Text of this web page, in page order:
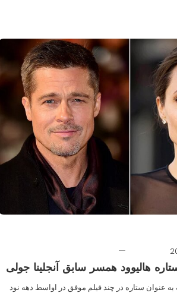
هالیوود همسر سابق آنجلینا جولی
به عنوان ستاره در چند فیلم موفق در اواسط دهه نود